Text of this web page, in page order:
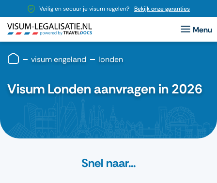
Veilig en secuur je visum regelen? Bekijk onze garanties
visum engeland londen
Visum Londen aanvragen in 2026
Snel naar...